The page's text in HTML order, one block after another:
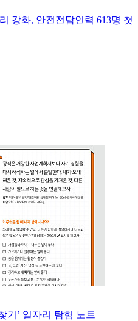
강화, 안전전담인력 613명 첫
기’ 일자리 탐험 노트